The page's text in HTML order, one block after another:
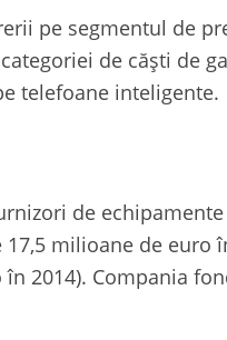
pe segmentul de
de căşti de
telefoane inteligente.
de
milioane de euro
2014). Compania